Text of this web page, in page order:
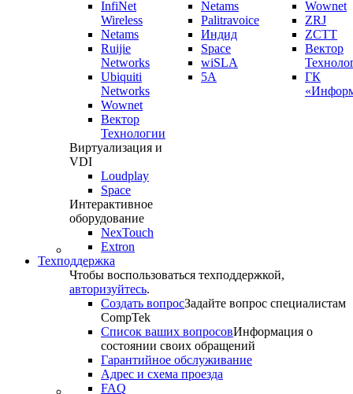
InfiNet
Wireless
Netams
Ruijie
Networks
Ubiquiti
Networks
Wownet
Вектор
Технологии
Виртуализация и
VDI
Loudplay
Space
Интерактивное
оборудование
NexTouch
Extron
Netams
Palitravoice
Индид
Space
wiSLA
5A
Wownet
ZRJ
ZCTT
Вектор
ГК
Техподдержка
Чтобы воспользоваться техподдержкой,
авторизуйтесь.
Создать вопросЗадайте вопрос специалистам
CompTek
Список ваших вопросовИнформация о
состоянии своих обращений
Гарантийное обслуживание
Адрес и схема проезда
FAQ